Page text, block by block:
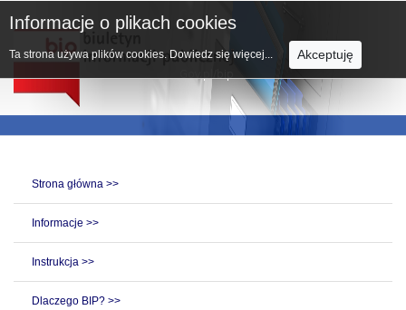
Strona główna >>
Informacje >>
Instrukcja >>
Dlaczego BIP? >>
Informacje o plikach cookies
Ta strona używa plików cookies. Dowiedz się więcej... Akceptuję